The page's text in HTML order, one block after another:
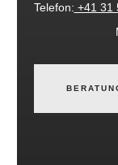
Telefon: +41 31